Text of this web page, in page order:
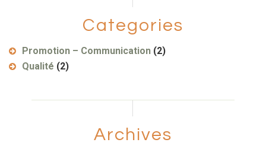
Categories
Promotion – Communication (2)
Qualité (2)
Archives